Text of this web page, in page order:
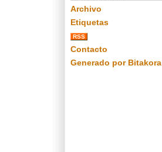
Archivo
Etiquetas
RSS
Contacto
Generado por Bitakora